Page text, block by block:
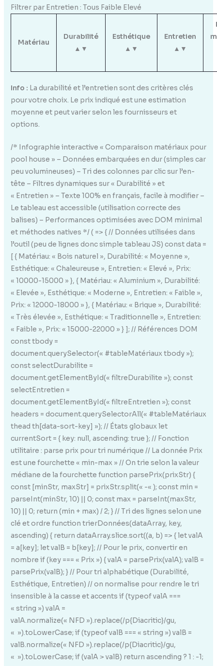
Filtrer par Entretien : Tous Faible Elevé
Matériau
Durabilité
▲▼
Esthétique
▲▼
Entretien
▲▼
Info : La durabilité et l’entretien sont des critères clés
pour votre choix. Le prix indiqué est une estimation
moyenne et peut varier selon les fournisseurs et
options.
/* Infographie interactive « Comparaison matériaux pour
pool house » – Données embarquées en dur (simples car
peu volumineuses) – Tri des colonnes par clic sur l’en-
tête – Filtres dynamiques sur « Durabilité » et
« Entretien » – Texte 100% en français, facile à modifier –
Le tableau est accessible (utilisation correcte des
balises) – Performances optimisées avec DOM minimal
et méthodes natives */ ( => { // Données utilisées dans
l’outil (peu de lignes donc simple tableau JS) const data =
[ { Matériau: « Bois naturel », Durabilité: « Moyenne »,
Esthétique: « Chaleureuse », Entretien: « Elevé », Prix:
« 10000-15000 » }, { Matériau: « Aluminium », Durabilité:
« Elevée », Esthétique: « Moderne », Entretien: « Faible »,
Prix: « 12000-18000 » }, { Matériau: « Brique », Durabilité:
« Très élevée », Esthétique: « Traditionnelle », Entretien:
« Faible », Prix: « 15000-22000 » } ]; // Références DOM
const tbody =
document.querySelector(« #tableMatériaux tbody »);
const selectDurabilite =
document.getElementById(« filtreDurabilite »); const
selectEntretien =
document.getElementById(« filtreEntretien »); const
headers = document.querySelectorAll(« #tableMatériaux
thead th[data-sort-key] »); // États globaux let
currentSort = { key: null, ascending: true }; // Fonction
utilitaire : parse prix pour tri numérique // La donnée Prix
est une fourchette « min-max » // On trie selon la valeur
médiane de la fourchette function parsePrix(prixStr) {
const [minStr, maxStr] = prixStr.split(« -« ); const min =
parseInt(minStr, 10) || 0; const max = parseInt(maxStr,
10) || 0; return (min + max) / 2; } // Tri des lignes selon une
clé et ordre function trierDonnées(dataArray, key,
ascending) { return dataArray.slice.sort((a, b) => { let valA
= a[key]; let valB = b[key]; // Pour le prix, convertir en
nombre if (key === « Prix ») { valA = parsePrix(valA); valB =
parsePrix(valB); } // Pour tri alphabétique (Durabilité,
Esthétique, Entretien) // on normalise pour rendre le tri
insensible à la casse et accents if (typeof valA ===
« string ») valA =
valA.normalize(« NFD »).replace(/p{Diacritic}/gu,
« »).toLowerCase; if (typeof valB === « string ») valB =
valB.normalize(« NFD »).replace(/p{Diacritic}/gu,
« »).toLowerCase; if (valA > valB) return ascending ? 1 : -1;